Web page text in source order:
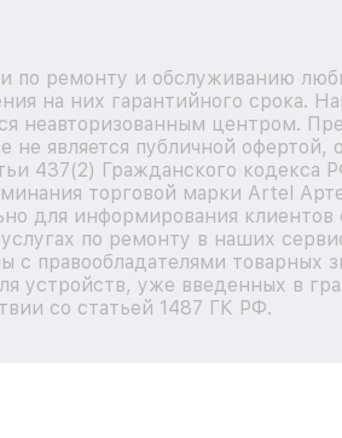
по ремонту и обслуживанию
на них гарантийного срока.
неавторизованным центром.
не является публичной офертой,
437(2) Гражданского кодекса
торговой марки Artel
для информирования клиентов
по ремонту в наших
с правообладателями товарных
устройств, уже введенных в
со статьей 1487 ГК РФ.